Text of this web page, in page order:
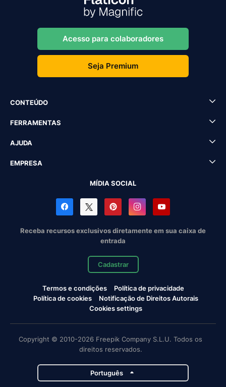
Acesso para colaboradores
Seja Premium
CONTEÚDO
FERRAMENTAS
AJUDA
EMPRESA
MÍDIA SOCIAL
Receba recursos exclusivos diretamente em sua caixa de
entrada
Cadastrar
Termos e condições
Política de privacidade
Política de cookies
Notificação de Direitos Autorais
Cookies settings
Copyright © 2010-2026 Freepik Company S.L.U. Todos os
direitos reservados.
Português